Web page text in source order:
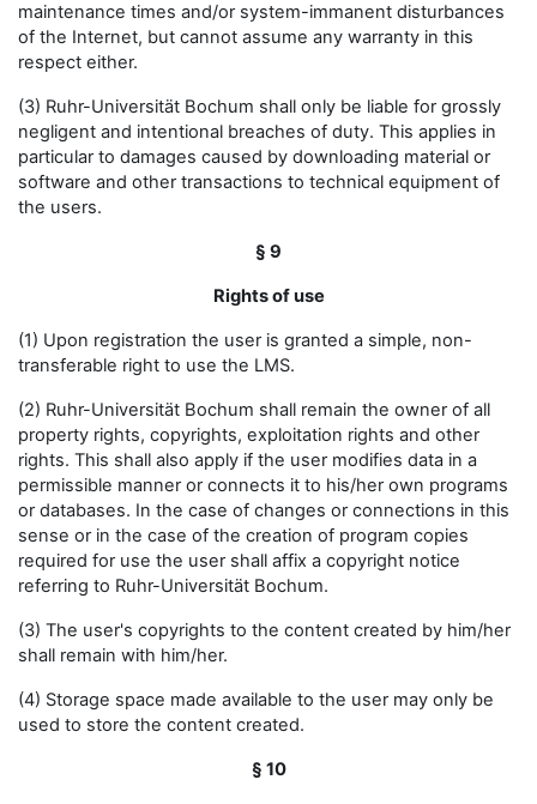
maintenance times and/or system-immanent disturbances
of the Internet, but cannot assume any warranty in this
respect either.
(3) Ruhr-Universität Bochum shall only be liable for grossly
negligent and intentional breaches of duty. This applies in
particular to damages caused by downloading material or
software and other transactions to technical equipment of
the users.
§ 9
Rights of use
(1) Upon registration the user is granted a simple, non-
transferable right to use the LMS.
(2) Ruhr-Universität Bochum shall remain the owner of all
property rights, copyrights, exploitation rights and other
rights. This shall also apply if the user modifies data in a
permissible manner or connects it to his/her own programs
or databases. In the case of changes or connections in this
sense or in the case of the creation of program copies
required for use the user shall affix a copyright notice
referring to Ruhr-Universität Bochum.
(3) The user's copyrights to the content created by him/her
shall remain with him/her.
(4) Storage space made available to the user may only be
used to store the content created.
§ 10